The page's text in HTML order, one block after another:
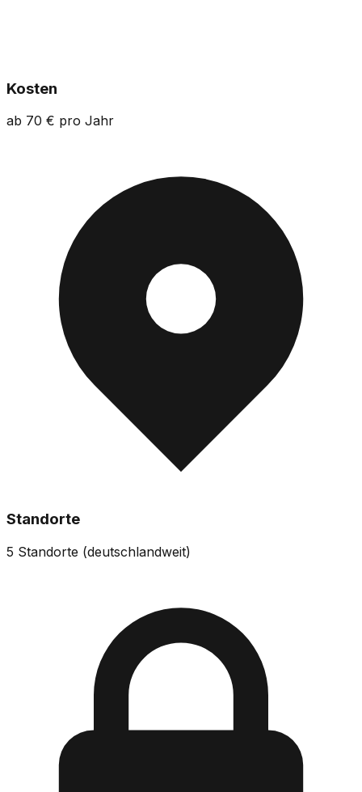
Kosten
ab 70 € pro Jahr
Standorte
5 Standorte (deutschlandweit)